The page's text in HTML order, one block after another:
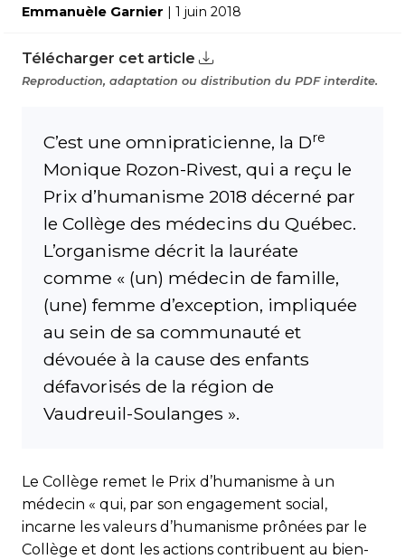
Emmanuèle Garnier | 1 juin 2018
Télécharger cet article
Reproduction, adaptation ou distribution du PDF interdite.
C’est une omnipraticienne, la Dre
Monique Rozon-Rivest, qui a reçu le
Prix d’humanisme 2018 décerné par
le Collège des médecins du Québec.
L’organisme décrit la lauréate
comme « (un) médecin de famille,
(une) femme d’exception, impliquée
au sein de sa communauté et
dévouée à la cause des enfants
défavorisés de la région de
Vaudreuil-Soulanges ».
Le Collège remet le Prix d’humanisme à un
médecin « qui, par son engagement social,
incarne les valeurs d’humanisme prônées par le
Collège et dont les actions contribuent au bien-